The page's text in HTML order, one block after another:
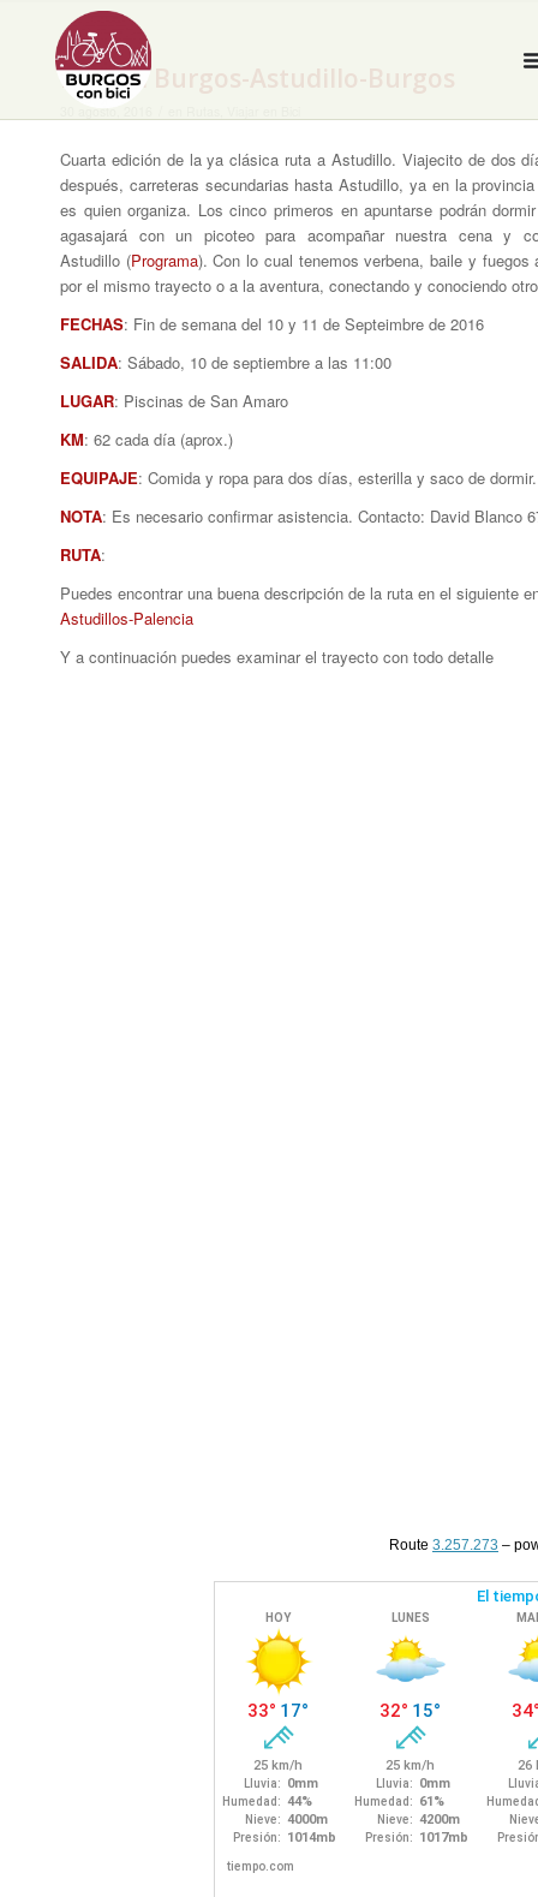
IV Ruta Burgos-Astudillo-Burgos
30 agosto, 2016
Cuarta edición de la ya clásica ruta a Astudillo. Viajecito de dos
después, carreteras secundarias hasta Astudillo, ya en la
es quien organiza. Los cinco primeros en apuntarse podrán
agasajará con un picoteo para acompañar nuestra cena y
Astudillo (Programa). Con lo cual tenemos verbena, baile y
por el mismo trayecto o a la aventura, conectando y conociendo
FECHAS: Fin de semana del 10 y 11 de Septeimbre de 2016
SALIDA: Sábado, 10 de septiembre a las 11:00
LUGAR: Piscinas de San Amaro
KM: 62 cada día (aprox.)
EQUIPAJE: Comida y ropa para dos días, esterilla y saco de
NOTA: Es necesario confirmar asistencia. Contacto: David Blanco
RUTA:
Puedes encontrar una buena descripción de la ruta en el siguiente
Astudillos-Palencia
Y a continuación puedes examinar el trayecto con todo detalle
Route 3.257.273 –